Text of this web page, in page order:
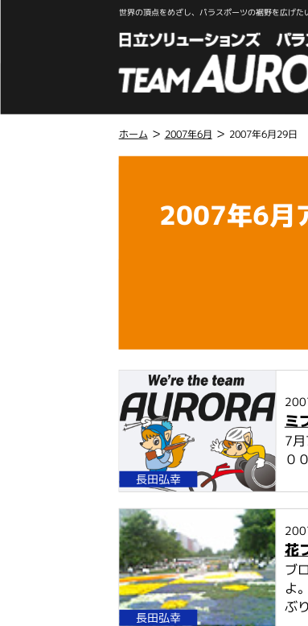
世界の頂点をめざし、パラスポーツの裾野を広げ
ホーム > 2007年6月 > 2007年6月29日
2007年6月
長田弘幸
ミ
7
０
長田弘幸
花
ブ
よ
ぶ